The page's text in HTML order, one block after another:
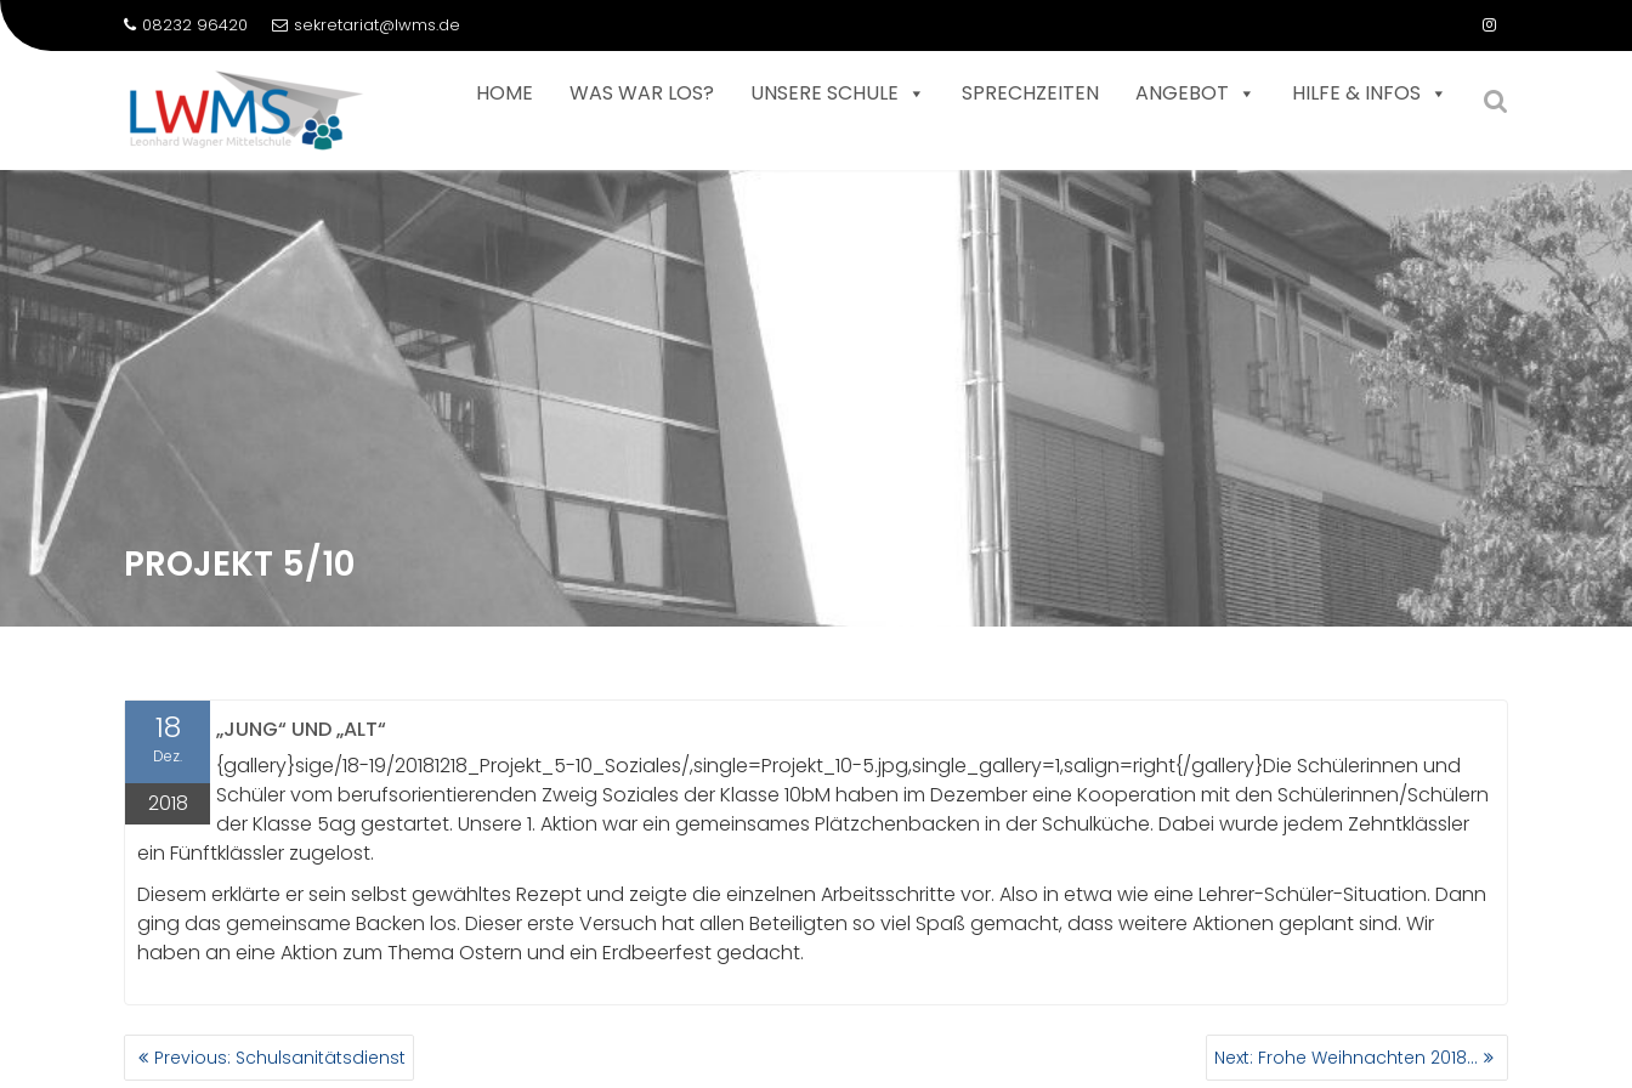
content
08232 96420 sekretariat@lwms.de
HOME WAS WAR LOS? UNSERE SCHULE SPRECHZEITEN ANGEBOT HILFE & INFOS
PROJEKT 5/10
18
Dez.
2018
„JUNG“ UND „ALT“
{gallery}sige/18-19/20181218_Projekt_5-10_Soziales/,single=Projekt_10-5.jpg,single_gallery=1,salign=right{/gallery}Die Schülerinnen und
Schüler vom berufsorientierenden Zweig Soziales der Klasse 10bM haben im Dezember eine Kooperation mit den Schülerinnen/Schülern
der Klasse 5ag gestartet. Unsere 1. Aktion war ein gemeinsames Plätzchenbacken in der Schulküche. Dabei wurde jedem Zehntklässler
ein Fünftklässler zugelost.
Diesem erklärte er sein selbst gewähltes Rezept und zeigte die einzelnen Arbeitsschritte vor. Also in etwa wie eine Lehrer-Schüler-Situation. Dann
ging das gemeinsame Backen los. Dieser erste Versuch hat allen Beteiligten so viel Spaß gemacht, dass weitere Aktionen geplant sind. Wir
haben an eine Aktion zum Thema Ostern und ein Erdbeerfest gedacht.
BEITRAGSNAVIGATION
Previous: Previous
Schulsanitätsdienst Next: Next
Frohe Weihnachten 2018…